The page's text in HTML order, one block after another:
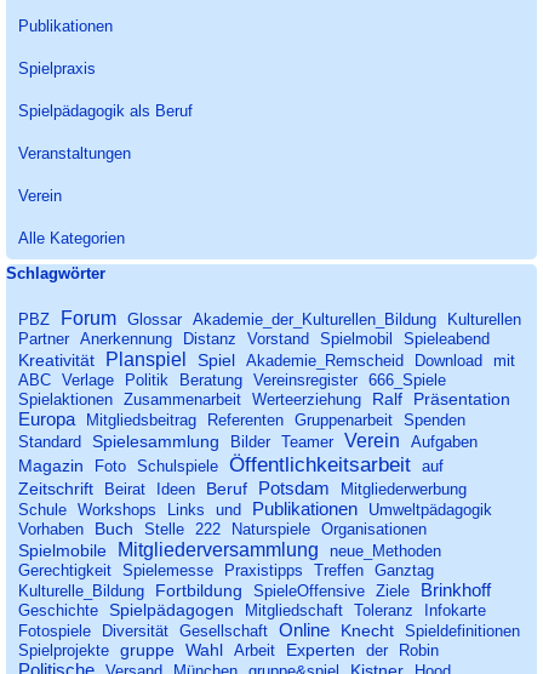
Publikationen
Spielpraxis
Spielpädagogik als Beruf
Veranstaltungen
Verein
Alle Kategorien
Block überspringen Schlagwörter
Schlagwörter
PBZ Forum Glossar Akademie_der_Kulturellen_Bildung
Kulturellen
Partner Anerkennung Distanz Vorstand Spielmobil Spieleabend
Kreativität Planspiel Spiel Akademie_Remscheid Download
mit
ABC Verlage Politik Beratung Vereinsregister 666_Spiele
Spielaktionen Zusammenarbeit Werteerziehung Ralf Präsentation
Europa Mitgliedsbeitrag Referenten Gruppenarbeit Spenden
Standard
Spielesammlung Bilder Teamer Verein Aufgaben
Magazin Foto Schulspiele Öffentlichkeitsarbeit auf
Zeitschrift Beirat Ideen Beruf Potsdam
Mitgliederwerbung
Schule Workshops Links und Publikationen
Umweltpädagogik
Vorhaben
Buch Stelle 222 Naturspiele Organisationen
Spielmobile Mitgliederversammlung
neue_Methoden
Gerechtigkeit Spielemesse Praxistipps Treffen Ganztag
Kulturelle_Bildung
Fortbildung SpieleOffensive Ziele Brinkhoff
Geschichte Spielpädagogen Mitgliedschaft Toleranz
Infokarte
Fotospiele
Diversität Gesellschaft Online Knecht Spieldefinitionen
Spielprojekte gruppe Wahl Arbeit Experten der Robin
Politische